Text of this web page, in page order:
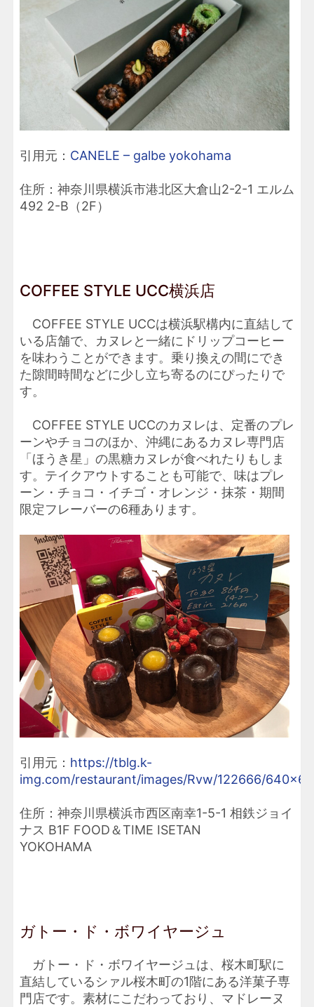
引用元： CANELE – galbe yokohama
住所：神奈川県横浜市港北区大倉山2-2-1 エルム
492 2-B（2F）
COFFEE STYLE UCC横浜店
COFFEE STYLE UCCは横浜駅構内に直結して
いる店舗で、カヌレと一緒にドリップコーヒー
を味わうことができます。乗り換えの間にでき
た隙間時間などに少し立ち寄るのにぴったりで
す。
COFFEE STYLE UCCのカヌレは、定番のプレ
ーンやチョコのほか、沖縄にあるカヌレ専門店
「ほうき星」の黒糖カヌレが食べれたりもしま
す。テイクアウトすることも可能で、味はプレ
ーン・チョコ・イチゴ・オレンジ・抹茶・期間
限定フレーバーの6種あります。
引用元： https://tblg.k-
img.com/restaurant/images/Rvw/122666/
住所：神奈川県横浜市西区南幸1-5-1 相鉄ジョイ
ナス B1F FOOD＆TIME ISETAN
YOKOHAMA
ガトー・ド・ボワイヤージュ
ガトー・ド・ボワイヤージュは、桜木町駅に
直結しているシァル桜木町の1階にある洋菓子専
門店です。素材にこだわっており、マドレーヌ